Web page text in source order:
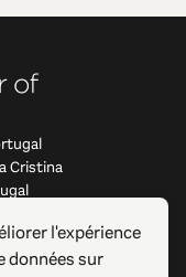
Cristina
l'expérience
données sur